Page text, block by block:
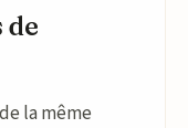
la même